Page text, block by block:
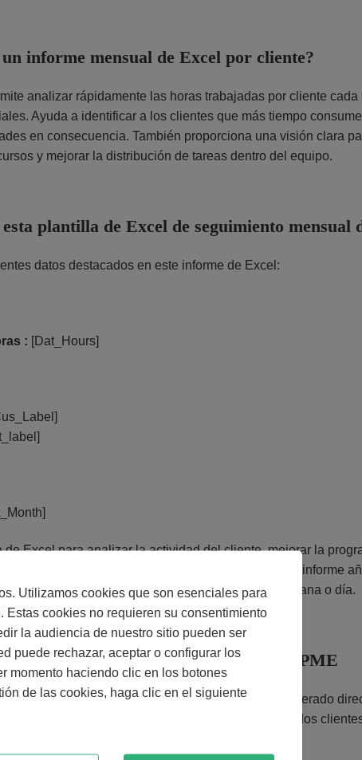
informe mensual de Excel por cliente?
analizar rápidamente las horas trabajadas por cliente
Ayuda a identificar a los clientes que más tiempo
en consecuencia. También proporciona una visión clara
y mejorar la distribución de tareas dentro del equipo.
plantilla de Excel de seguimiento mensual
datos destacados en este informe de Excel:
: [Dat_Hours]
Excel para analizar la actividad del cliente, mejorar la
del tiempo dedicado cada mes. Puede adaptar este informe
por ejemplo, o segmentando por semana o día.
de tiempo por cliente desde PlanningPME
de horas trabajadas por cliente y por tarea fue generado
Todos los datos y estadísticas del horario, incluidos
Utilizamos cookies que son esenciales para
Estas cookies no requieren su consentimiento
la audiencia de nuestro sitio pueden ser
puede rechazar, aceptar o configurar los
momento haciendo clic en los botones
de las cookies, haga clic en el siguiente